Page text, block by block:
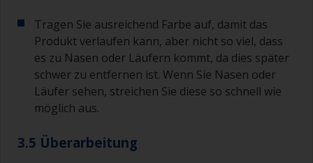
Tragen Sie ausreichend Farbe auf, damit das
Produkt verlaufen kann, aber nicht so viel, dass
es zu Nasen oder Läufern kommt, da dies später
schwer zu entfernen ist. Wenn Sie Nasen oder
Läufer sehen, streichen Sie diese so schnell wie
möglich aus.
3.5 Überarbeitung